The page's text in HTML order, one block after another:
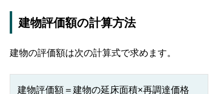
建物評価額の計算方法
建物の評価額は次の計算式で求めます。
建物評価額＝建物の延床面積×再調達価格